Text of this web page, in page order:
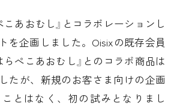
こあおむし』とコラボレーションし
を企画しました。Oisixの既存会員
らぺこあおむし』とのコラボ商品は
たが、新規のお客さま向けの企画
とはなく、初の試みとなりまし